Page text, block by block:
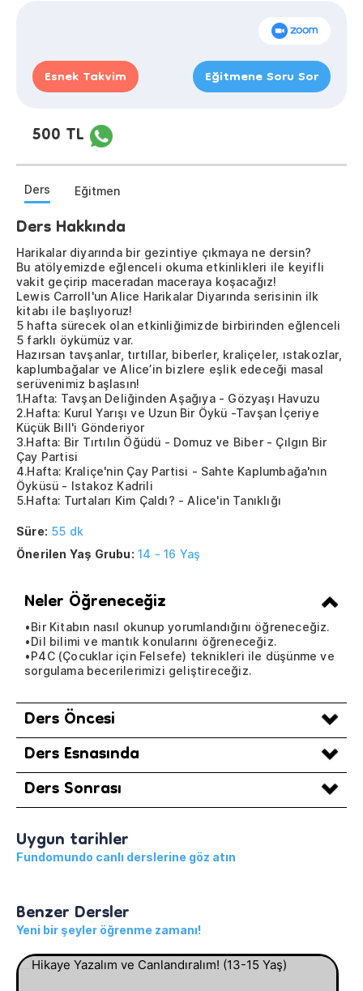
Esnek Takvim Eğitmene Soru Sor
500 TL
Ders Eğitmen
Ders Hakkında
Harikalar diyarında bir gezintiye çıkmaya ne dersin?
Bu atölyemizde eğlenceli okuma etkinlikleri ile keyifli
vakit geçirip maceradan maceraya koşacağız!
Lewis Carroll'un Alice Harikalar Diyarında serisinin ilk
kitabı ile başlıyoruz!
5 hafta sürecek olan etkinliğimizde birbirinden eğlenceli
5 farklı öykümüz var.
Hazırsan tavşanlar, tırtıllar, biberler, kraliçeler, ıstakozlar,
kaplumbağalar ve Alice’in bizlere eşlik edeceği masal
serüvenimiz başlasın!
1.Hafta: Tavşan Deliğinden Aşağıya - Gözyaşı Havuzu
2.Hafta: Kurul Yarışı ve Uzun Bir Öykü -Tavşan İçeriye
Küçük Bill'i Gönderiyor
3.Hafta: Bir Tırtılın Öğüdü - Domuz ve Biber - Çılgın Bir
Çay Partisi
4.Hafta: Kraliçe'nin Çay Partisi - Sahte Kaplumbağa'nın
Öyküsü - Istakoz Kadrili
5.Hafta: Turtaları Kim Çaldı? - Alice'in Tanıklığı
Süre: 55 dk
Önerilen Yaş Grubu: 14 - 16 Yaş
Neler Öğreneceğiz
•Bir Kitabın nasıl okunup yorumlandığını öğreneceğiz.
•Dil bilimi ve mantık konularını öğreneceğiz.
•P4C (Çocuklar için Felsefe) teknikleri ile düşünme ve
sorgulama becerilerimizi geliştireceğiz.
Ders Öncesi
Ders Esnasında
Ders Sonrası
Uygun tarihler
Fundomundo canlı derslerine göz atın
Benzer Dersler
Yeni bir şeyler öğrenme zamanı!